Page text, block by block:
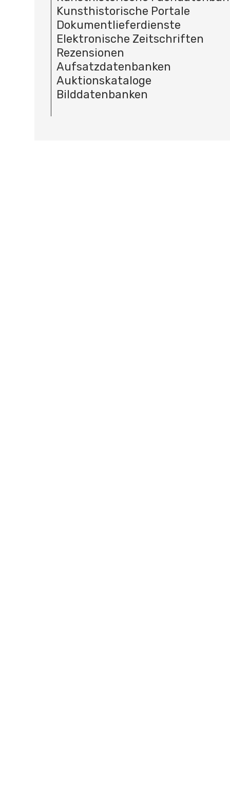
Kunsthistorische Portale
Dokumentlieferdienste
Elektronische Zeitschriften
Rezensionen
Aufsatzdatenbanken
Auktionskataloge
Bilddatenbanken